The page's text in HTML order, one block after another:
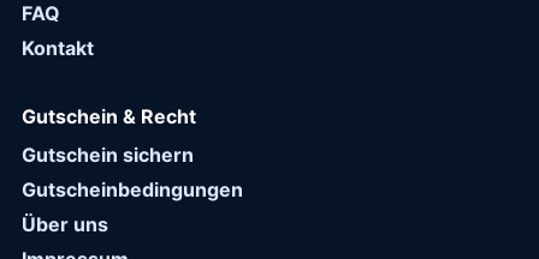
FAQ
Kontakt
Gutschein & Recht
Gutschein sichern
Gutscheinbedingungen
Über uns